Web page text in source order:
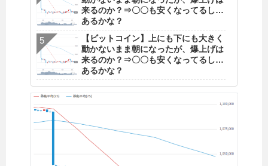
来るのか？⇒〇〇も安くなってるし…
あるかな？
【ビットコイン】上にも下にも大きく
動かないまま朝になったが、爆上げは
来るのか？⇒〇〇も安くなってるし…
あるかな？